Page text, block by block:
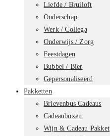
Liefde / Bruiloft
Ouderschap
Werk / Collega
Onderwijs / Zorg
Feestdagen
Bubbel / Bier
Gepersonaliseerd
Pakketten
Brievenbus Cadeaus
Cadeauboxen
Wijn & Cadeau Pakket